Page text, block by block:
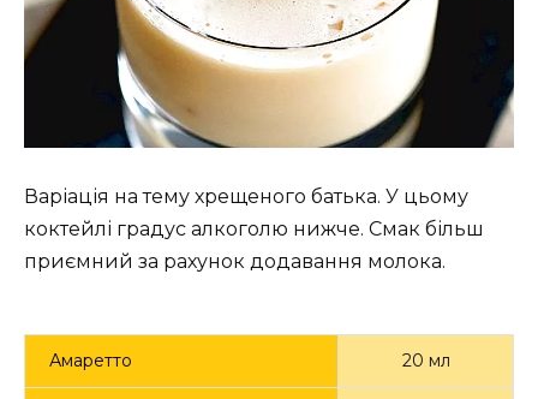
Варіація на тему хрещеного батька. У цьому
коктейлі градус алкоголю нижче. Смак більш
приємний за рахунок додавання молока.
Амаретто 20 мл